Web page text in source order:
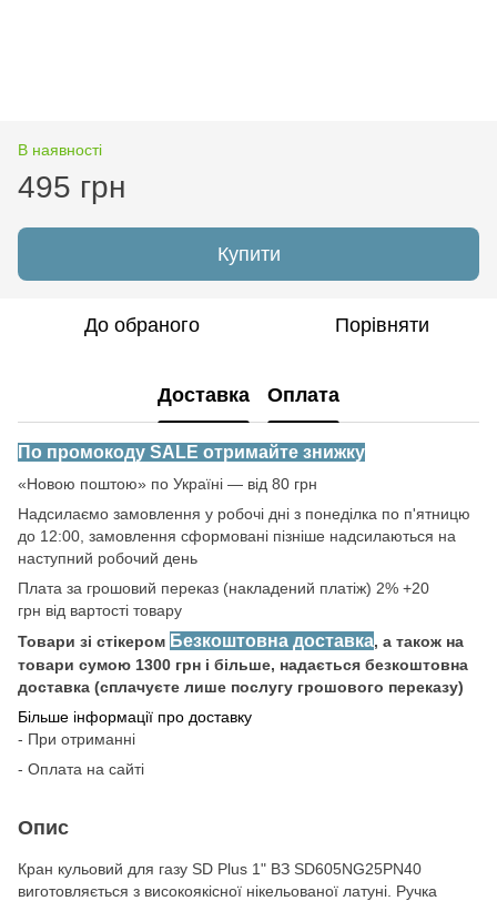
В наявності
495 грн
Купити
До обраного Порівняти
Доставка Оплата
По промокоду SALE отримайте знижку
«Новою поштою» по Україні — від 80 грн
Надсилаємо замовлення у робочі дні з понеділка по п'ятницю
до 12:00, замовлення сформовані пізніше надсилаються на
наступний робочий день
Плата за грошовий переказ (накладений платіж) 2% +20
грн від вартості товару
Товари зі стікером Безкоштовна доставка, а також на
товари сумою 1300 грн і більше, надається безкоштовна
доставка (сплачуєте лише послугу грошового переказу)
Більше інформації про доставку
- При отриманні
- Оплата на сайті
Опис
Кран кульовий для газу SD Plus 1" ВЗ SD605NG25PN40
виготовляється з високоякісної нікельованої латуні. Ручка